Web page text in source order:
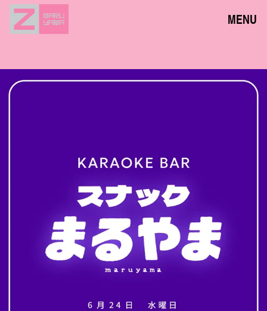
MENU
EVENTS
CONTACT
JPN ENG